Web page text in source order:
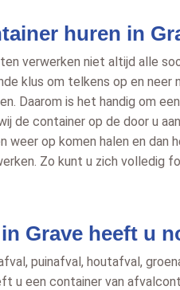
huren in
verwerken niet altijd alle
klus om telkens op en neer
Daarom is het handig om
de container op de door u
weer op komen halen en dan
Zo kunt u zich volledig
Grave heeft u
puinafval, houtafval,
u een container van